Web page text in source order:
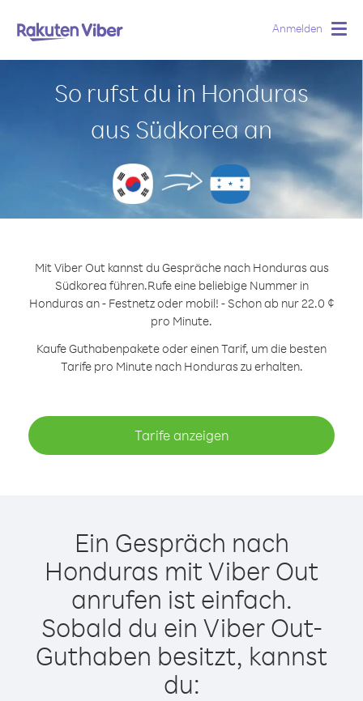
Anmelden
So rufst du in Honduras
aus Südkorea an
Mit Viber Out kannst du Gespräche nach Honduras aus
Südkorea führen.Rufe eine beliebige Nummer in
Honduras an - Festnetz oder mobil! - Schon ab nur 22.0 ¢
pro Minute.
Kaufe Guthabenpakete oder einen Tarif, um die besten
Tarife pro Minute nach Honduras zu erhalten.
Tarife anzeigen
Ein Gespräch nach
Honduras mit Viber Out
anrufen ist einfach.
Sobald du ein Viber Out-
Guthaben besitzt, kannst
du: